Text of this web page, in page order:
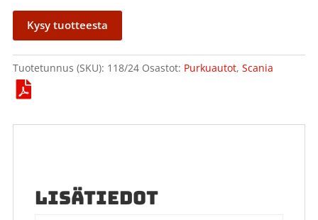
Kysy tuotteesta
Tuotetunnus (SKU): 118/24 Osastot: Purkuautot, Scania
LISÄTIEDOT